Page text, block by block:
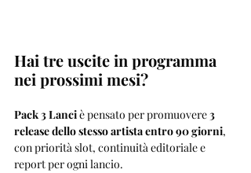
Hai tre uscite in programma
nei prossimi mesi?
Pack 3 Lanci è pensato per promuovere 3
release dello stesso artista entro 90 giorni,
con priorità slot, continuità editoriale e
report per ogni lancio.